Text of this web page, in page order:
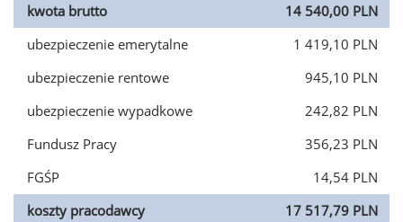
kwota brutto
14 540,00 PLN
ubezpieczenie emerytalne
1 419,10 PLN
ubezpieczenie rentowe
945,10 PLN
ubezpieczenie wypadkowe
242,82 PLN
Fundusz Pracy
356,23 PLN
FGŚP
14,54 PLN
koszty pracodawcy
17 517,79 PLN